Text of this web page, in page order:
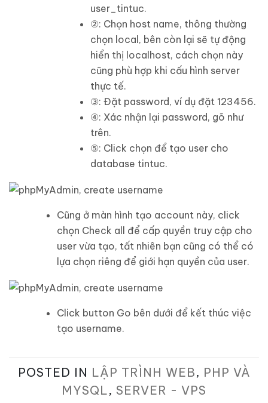
user_tintuc.
②: Chọn host name, thông thường
chọn local , bên còn lại sẽ tự động
hiển thị localhost, cách chọn này
cũng phù hợp khi cấu hình server
thực tế.
③: Đặt password, ví dụ đặt 123456.
④: Xác nhận lại password, gõ như
trên.
⑤: Click chọn để tạo user cho
database tintuc.
Cũng ở màn hình tạo account này, click
chọn Check all để cấp quyền truy cập cho
user vừa tạo, tất nhiên bạn cũng có thể có
lựa chọn riêng để giới hạn quyền của user.
Click button Go bên dưới để kết thúc việc
tạo username.
POSTED IN LẬP TRÌNH WEB, PHP VÀ
MYSQL, SERVER - VPS